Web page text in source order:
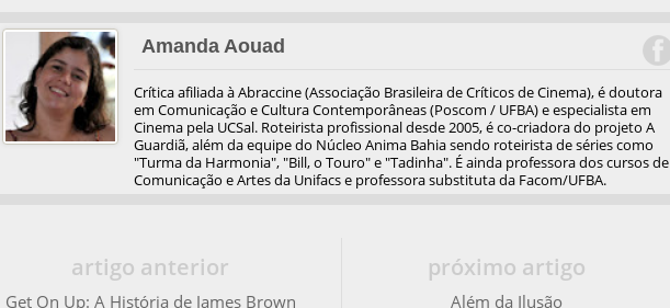
Amanda Aouad
Crítica afiliada à Abraccine (Associação Brasileira de Críticos de Cinema), é doutora
em Comunicação e Cultura Contemporâneas (Poscom / UFBA) e especialista em
Cinema pela UCSal. Roteirista profissional desde 2005, é co-criadora do projeto A
Guardiã, além da equipe do Núcleo Anima Bahia sendo roteirista de séries como
"Turma da Harmonia", "Bill, o Touro" e "Tadinha". É ainda professora dos cursos de
Comunicação e Artes da Unifacs e professora substituta da Facom/UFBA.
próximo artigo
Além da Ilusão
artigo anterior
Get On Up: A História de James Brown